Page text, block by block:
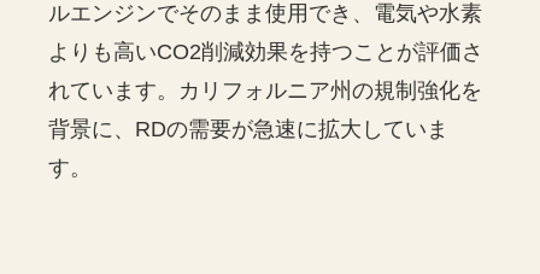
ルエンジンでそのまま使用でき、電気や水素
よりも高いCO2削減効果を持つことが評価さ
れています。カリフォルニア州の規制強化を
背景に、RDの需要が急速に拡大していま
す。